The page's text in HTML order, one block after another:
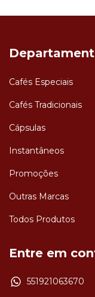
Cafés Especiais
Cafés Tradicionais
Cápsulas
Instantâneos
Promoções
Outras Marcas
Todos Produtos
Entre em
551921063670